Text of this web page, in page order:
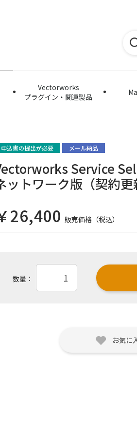
Vectorworks
プラグイン・関連製品
申込書の提出が必要 メール納品
Service
ットワーク版（契約
26,400 販売価格（税込）
数量：
お気に